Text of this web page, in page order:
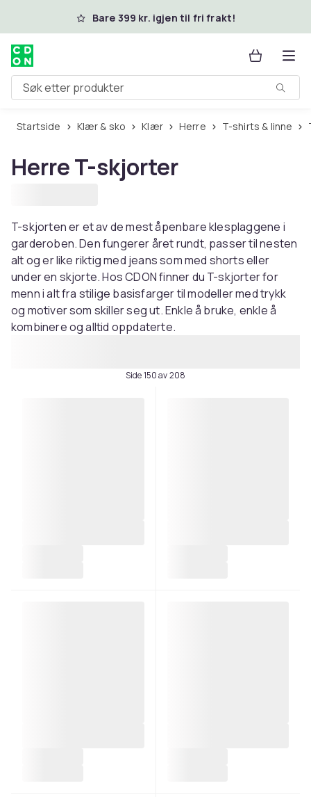
Hopp til hovedinnholdBare 399 kr. igjen til fri frakt!
Søk etter produkter
Startside Klær & sko Klær Herre T-shirts & linne
Herre T-skjorter
T-skjorten er et av de mest åpenbare klesplaggene i
garderoben. Den fungerer året rundt, passer til nesten
alt og er like riktig med jeans som med shorts eller
under en skjorte. Hos CDON finner du T-skjorter for
menn i alt fra stilige basisfarger til modeller med trykk
og motiver som skiller seg ut. Enkle å bruke, enkle å
kombinere og alltid oppdaterte.
Side 150 av 208